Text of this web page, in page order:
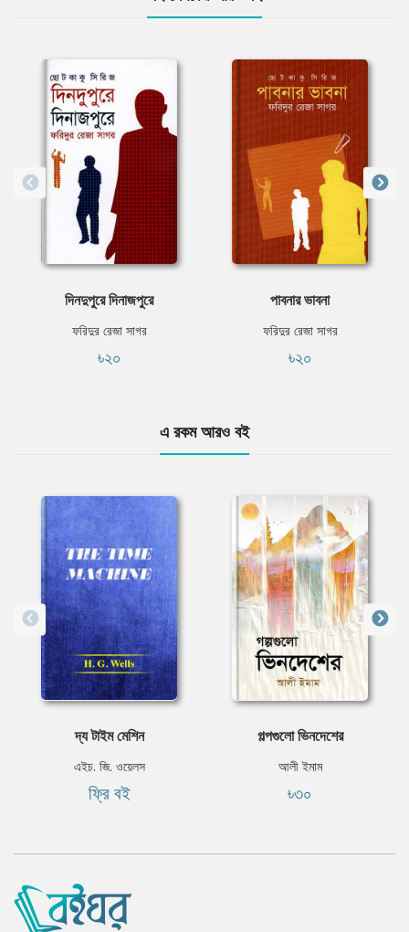
দিনদুপুরে দিনাজপুরে
ফরিদুর রেজা সাগর
৳২০
পাবনার ভাবনা
ফরিদুর রেজা সাগর
৳২০
এ রকম আরও বই
দ্য টাইম মেশিন
এইচ. জি. ওয়েলস
ফ্রি বই
গল্পগুলো ভিনদেশের
আলী ইমাম
৳৩০